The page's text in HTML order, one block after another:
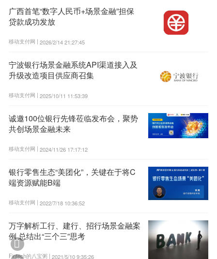
广西首笔“数字人民币+场景金融”担保
贷款成功发放
移动支付网 | 2026/2/14 21:27:45
宁波银行场景金融系统API渠道接入及
升级改造项目供应商召集
移动支付网 | 2025/10/11 11:53:39
诚邀100位银行先锋莅临发布会，聚势
共创场景金融未来
移动支付网 | 2024/11/26 17:17:12
银行零售生态“美团化”，关键在于将C
端资源赋能B端
移动支付网 | 2022/7/18 10:36:52
万字解析工行、建行、招行场景金融案
例 总结出“三个三”思考
Fintech的八宝粥 | 2021/5/10 9:35:26
